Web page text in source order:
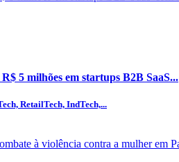
5 milhões em startups B2B SaaS...
RetailTech, IndTech,...